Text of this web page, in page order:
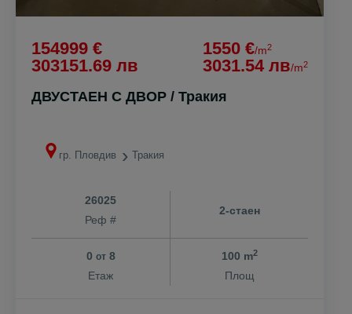
154999 €
303151.69 лв
1550 €/m2
3031.54 лв/m2
ДВУСТАЕН С ДВОР / Тракия
гр. Пловдив Тракия
26025
Реф #
2-стаен
0 от8
Етаж
100 m2
Площ